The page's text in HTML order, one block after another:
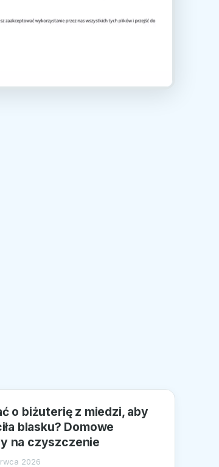
o biżuterię z miedzi, aby
blasku? Domowe
na czyszczenie
2026